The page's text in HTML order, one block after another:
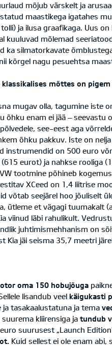
mõjub värskelt ja
maastikega igatahes
ja ilusa graafikaga. Uus
kuuluvad mõlemad
ka silmatorkavate
kõrgel nagu pesuehtsa
klassikalises mõttes on
mugav olla, tagumine iste
õhku enam ei jää – seevastu
see-eest aga
õhku pakkuv. Iste on
instrumendid on 500 euro
eurot) ja nahkse rooliga
tootmine põhineb
XCeed on 1,4 liitrise
võtab seejärel hoo jõuliselt
ütleme et vägagi tuumakalt
viinud läbi rahulikult.
juhtimismehhanism on
Kia jäi seisma 35,7 meetri
oma 150 hobujõuga
lisandub veel käigukasti
ja tasakaalustatuna ja tema
kliirensiga ja tundub
suurusest „Launch
Kuid sellest ei ole enam